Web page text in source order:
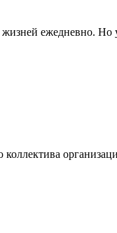
ежедневно. Но